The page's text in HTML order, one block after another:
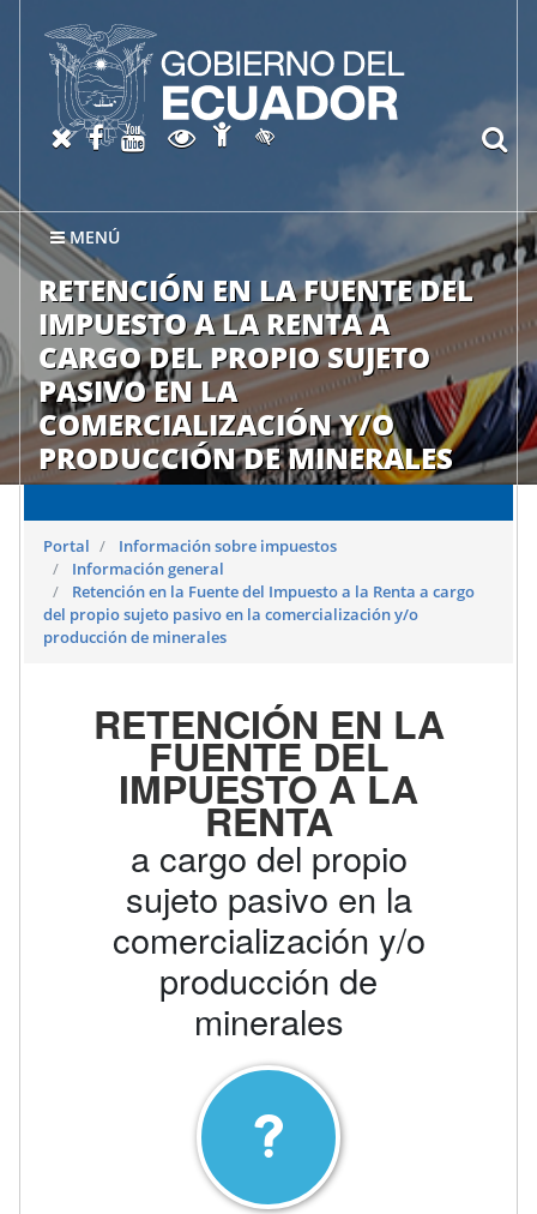
MENÚ
RETENCIÓN EN LA FUENTE DEL
IMPUESTO A LA RENTA A
CARGO DEL PROPIO SUJETO
PASIVO EN LA
COMERCIALIZACIÓN Y/O
PRODUCCIÓN DE MINERALES
X oficial del SRI
Facebook oficial SRI
Canal del SRI en YouTube
Abrir página de
Abrir página de
Activar/quitar contraste
Portal
Información sobre impuestos
Información general
Retención en la Fuente del Impuesto a la Renta a cargo
del propio sujeto pasivo en la comercialización y/o
producción de minerales
RETENCIÓN EN LA
FUENTE DEL
IMPUESTO A LA
RENTA
a cargo del propio
sujeto pasivo en la
comercialización y/o
producción de
minerales